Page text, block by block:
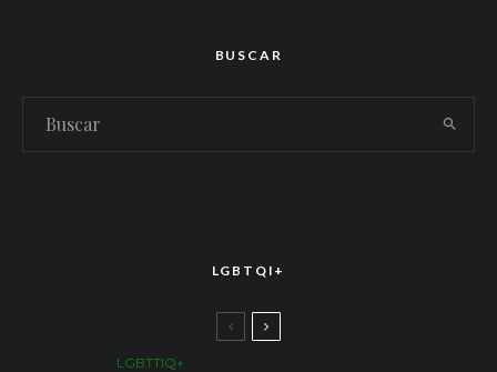
BUSCAR
LGBTQI+
LGBTTIQ+